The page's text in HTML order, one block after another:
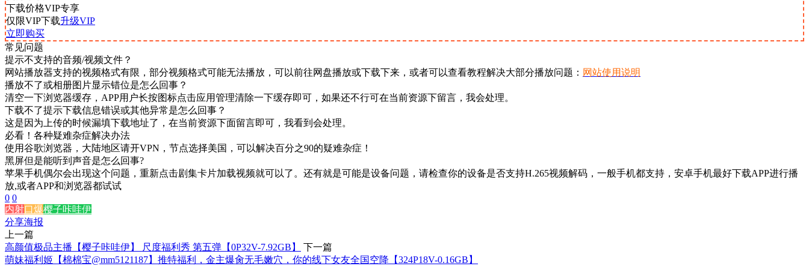
下载价格VIP专享
仅限VIP下载升级VIP
立即购买
常见问题
提示不支持的音频/视频文件？
网站播放器支持的视频格式有限，部分视频格式可能无法播放，可以前往网盘播放或下载下来，或者可以查看教程解决大部分播放问题： 网站使用说明
播放不了或相册图片显示错位是怎么回事？
清空一下浏览器缓存，APP用户长按图标点击应用管理清除一下缓存即可，如果还不行可在当前资源下留言，我会处理。
下载不了提示下载信息错误或其他异常是怎么回事？
这是因为上传的时候漏填下载地址了，在当前资源下面留言即可，我看到会处理。
必看！各种疑难杂症解决办法
使用谷歌浏览器，大陆地区请开VPN，节点选择美国，可以解决百分之90的疑难杂症！
黑屏但是能听到声音是怎么回事?
苹果手机偶尔会出现这个问题，重新点击剧集卡片加载视频就可以了。还有就是可能是设备问题，请检查你的设备是否支持H.265视频解码，一般手机都支持，安卓手机最好下载APP进行播
放,或者APP和浏览器都试试
0 0
内射口爆樱子咔哇伊
分享海报
上一篇
高颜值极品主播【樱子咔哇伊】 尺度福利秀 第五弹【0P32V-7.92GB】
下一篇
萌妹福利姬【棉棉宝@mm5121187】推特福利，金主爆肏无毛嫩穴，你的线下女友全国空降【324P18V-0.16GB】